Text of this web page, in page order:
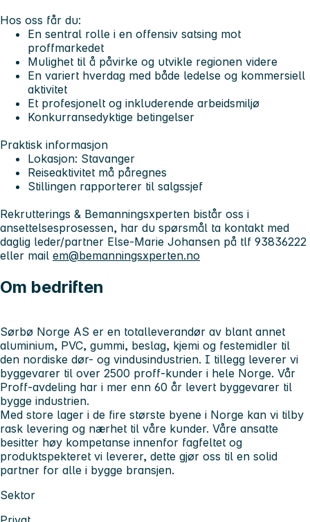
Hos oss får du:
En sentral rolle i en offensiv satsing mot
proffmarkedet
Mulighet til å påvirke og utvikle regionen videre
En variert hverdag med både ledelse og kommersiell
aktivitet
Et profesjonelt og inkluderende arbeidsmiljø
Konkurransedyktige betingelser
Praktisk informasjon
Lokasjon: Stavanger
Reiseaktivitet må påregnes
Stillingen rapporterer til salgssjef
Rekrutterings & Bemanningsxperten bistår oss i
ansettelsesprosessen, har du spørsmål ta kontakt med
daglig leder/partner Else-Marie Johansen på tlf 93836222
eller mail em@bemanningsxperten.no
Om bedriften
Sørbø Norge AS er en totalleverandør av blant annet
aluminium, PVC, gummi, beslag, kjemi og festemidler til
den nordiske dør- og vindusindustrien. I tillegg leverer vi
byggevarer til over 2500 proff-kunder i hele Norge. Vår
Proff-avdeling har i mer enn 60 år levert byggevarer til
bygge industrien.
Med store lager i de fire største byene i Norge kan vi tilby
rask levering og nærhet til våre kunder. Våre ansatte
besitter høy kompetanse innenfor fagfeltet og
produktspekteret vi leverer, dette gjør oss til en solid
partner for alle i bygge bransjen.
Sektor